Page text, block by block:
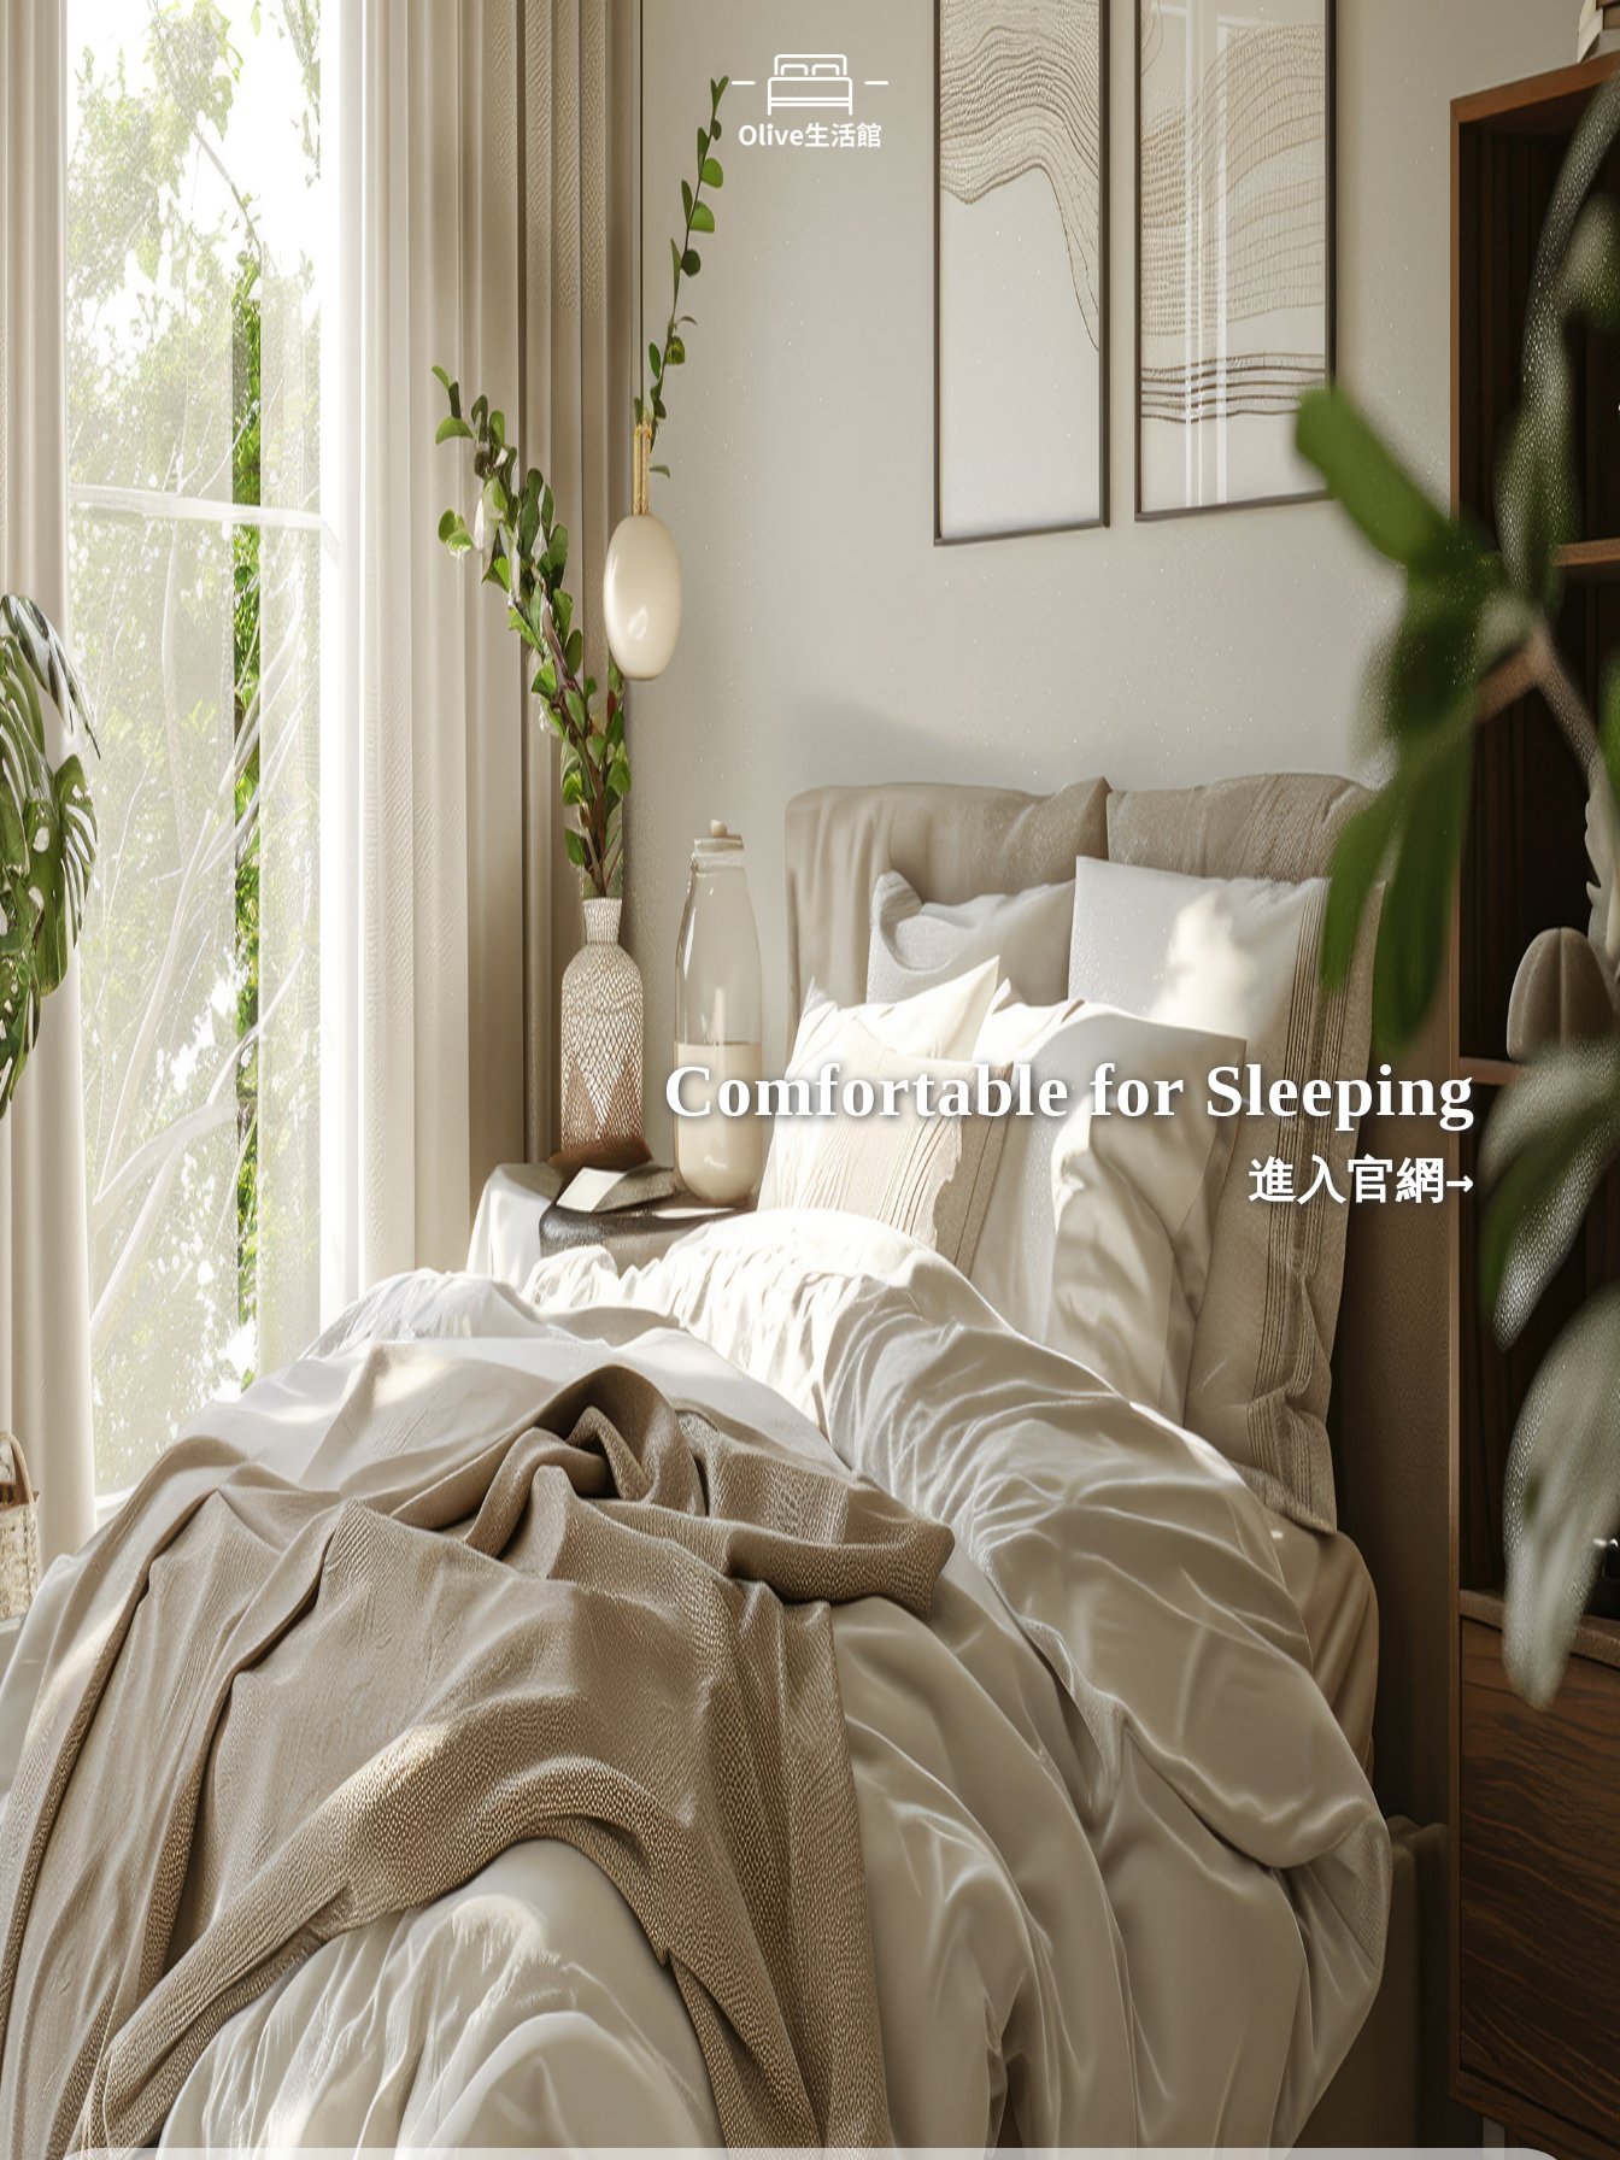
關於我們 天絲床包 精梳棉床包 雲林寢具推薦 全部商品 冬季必買(加厚法蘭絨×羊羔絨、冬被、被毯) 服務條款 運送政策 最新消息
商品頁面標題 首 頁 商品頁面標題
綜合 時間
韓風遠紅線針織泡泡被-樂淘淘 韓風遠紅線針織泡泡被-萌寵熊寶 韓風遠紅線針織泡泡被-波波熊 韓風遠紅線針織泡泡被-精靈寶貝
韓風遠紅線針織泡泡被-圓夢公主 韓風遠紅線針織泡泡被-安妮熊 韓風遠紅線針織泡泡被-小羊肖恩 韓風遠紅線針織泡泡被-甜美的夢
韓風遠紅線針織泡泡被-童年記憶 韓風遠紅線針織泡泡被-純真時代 韓風遠紅線針織泡泡被-純真童心 韓風遠紅線針織泡泡被-綠野仙蹤
韓風遠紅線針織泡泡被-花田小兔 韓風遠紅線針織泡泡被-萌寵樂園 韓風遠紅線針織泡泡被-輕鬆時刻 法蘭絨四件式床包被套組-冬麋